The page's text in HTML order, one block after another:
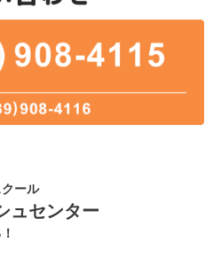
ール
ュセンター